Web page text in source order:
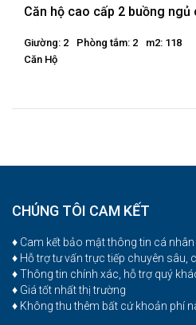
Giường: 2 Phòng tắm: 2
m2: 118
Căn Hộ
CHÚNG TÔI CAM KẾT
♦ Cam kết bảo mật thông tin cá
♦ Hỗ trợ tư vấn trực tiếp chuyên sâu,
♦ Thông tin chính xác, hỗ trợ quý
♦ Giá tốt nhất thị trường
♦ Không thu thêm bất cứ khoản phí